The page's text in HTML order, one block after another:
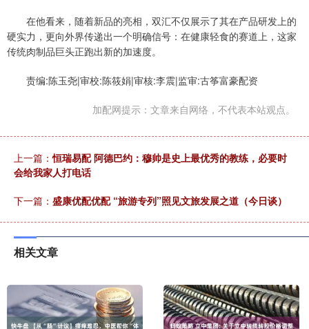
在他看来，随着新品的亮相，双汇不仅展示了其在产品研发上的
硬实力，更向外界传递出一个明确信号：在健康轻食的赛道上，这家
传统肉制品巨头正跑出新的加速度。
责编:陈玉尧|审校:陈筱娟|审核:李震|监审:古筝富豪配资
加配网提示：文章来自网络，不代表本站观点。
上一篇：恒瑞易配 阿德巴约：穆帅是史上最优秀的教练，必要时
会给我家人打电话
下一篇： 盛康优配优配 “旅游专列”照见文旅发展之道（今日谈）
相关文章